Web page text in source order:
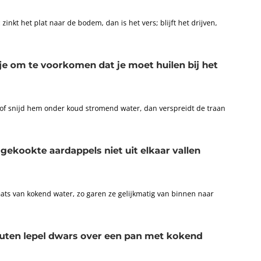
het plat naar de bodem, dan is het vers; blijft het drijven,
om te voorkomen dat je moet huilen bij het
snijd hem onder koud stromend water, dan verspreidt de traan
aardappels niet uit elkaar vallen
van kokend water, zo garen ze gelijkmatig van binnen naar
lepel dwars over een pan met kokend